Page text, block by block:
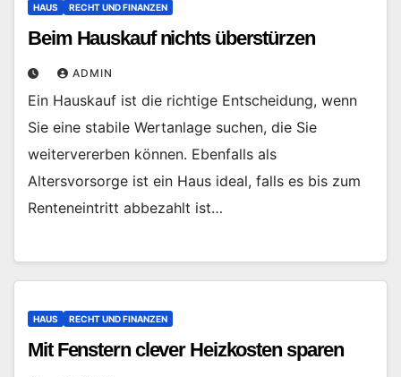
HAUS RECHT UND FINANZEN
Beim Hauskauf nichts überstürzen
ADMIN
Ein Hauskauf ist die richtige Entscheidung, wenn
Sie eine stabile Wertanlage suchen, die Sie
weitervererben können. Ebenfalls als
Altersvorsorge ist ein Haus ideal, falls es bis zum
Renteneintritt abbezahlt ist…
HAUS RECHT UND FINANZEN
Mit Fenstern clever Heizkosten sparen